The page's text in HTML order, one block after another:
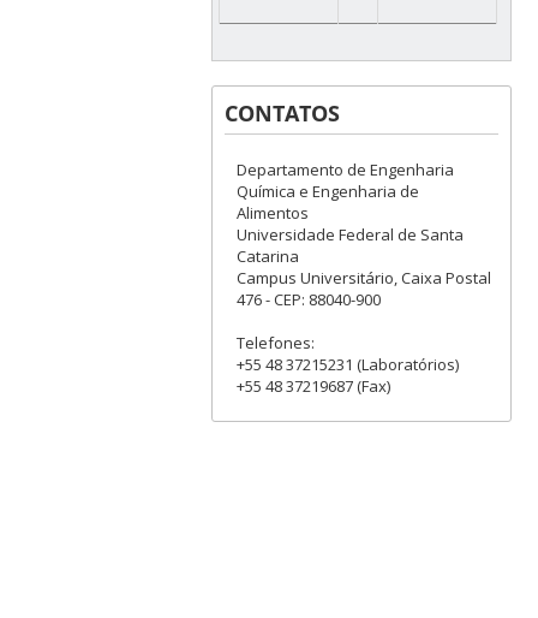
CONTATOS
Departamento de Engenharia
Química e Engenharia de
Alimentos
Universidade Federal de Santa
Catarina
Campus Universitário, Caixa Postal
476 - CEP: 88040-900
Telefones:
+55 48 37215231 (Laboratórios)
+55 48 37219687 (Fax)